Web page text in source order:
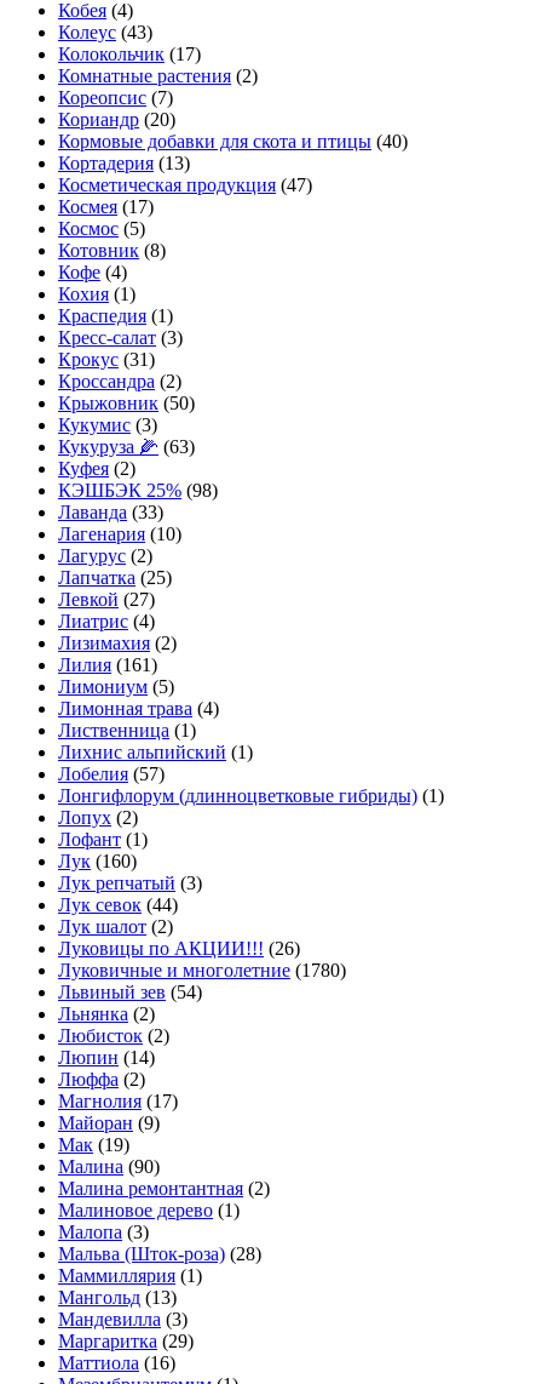
Кобея (4)
Колеус (43)
Колокольчик (17)
Комнатные растения (2)
Кореопсис (7)
Кориандр (20)
Кормовые добавки для скота и птицы (40)
Кортадерия (13)
Косметическая продукция (47)
Космея (17)
Космос (5)
Котовник (8)
Кофе (4)
Кохия (1)
Краспедия (1)
Кресс-салат (3)
Крокус (31)
Кроссандра (2)
Крыжовник (50)
Кукумис (3)
Кукуруза 🌽 (63)
Куфея (2)
КЭШБЭК 25% (98)
Лаванда (33)
Лагенария (10)
Лагурус (2)
Лапчатка (25)
Левкой (27)
Лиатрис (4)
Лизимахия (2)
Лилия (161)
Лимониум (5)
Лимонная трава (4)
Лиственница (1)
Лихнис альпийский (1)
Лобелия (57)
Лонгифлорум (длинноцветковые гибриды) (1)
Лопух (2)
Лофант (1)
Лук (160)
Лук репчатый (3)
Лук севок (44)
Лук шалот (2)
Луковицы по АКЦИИ!!! (26)
Луковичные и многолетние (1780)
Львиный зев (54)
Льнянка (2)
Любисток (2)
Люпин (14)
Люффа (2)
Магнолия (17)
Майоран (9)
Мак (19)
Малина (90)
Малина ремонтантная (2)
Малиновое дерево (1)
Малопа (3)
Мальва (Шток-роза) (28)
Маммиллярия (1)
Мангольд (13)
Мандевилла (3)
Маргаритка (29)
Маттиола (16)